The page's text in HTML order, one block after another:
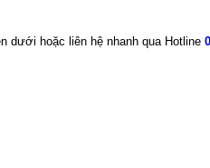
dưới hoặc liên hệ nhanh qua Hotline